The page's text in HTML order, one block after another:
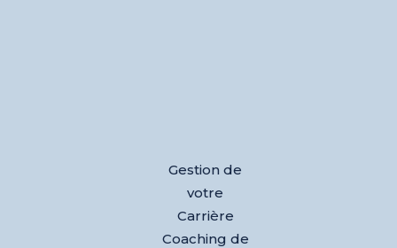
Gestion de
votre
Carrière
Coaching de